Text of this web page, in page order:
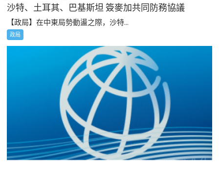
沙特、土耳其、巴基斯坦 簽麥加共同防務協議
【政局】在中東局勢動盪之際，沙特...
政局